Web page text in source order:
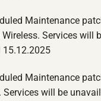
Maintenance
Services will
Maintenance
Services will be